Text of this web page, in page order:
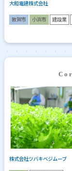
大和電建株式会社
敦賀市 小浜市 建設業
株式会社ツバキベジムーブ